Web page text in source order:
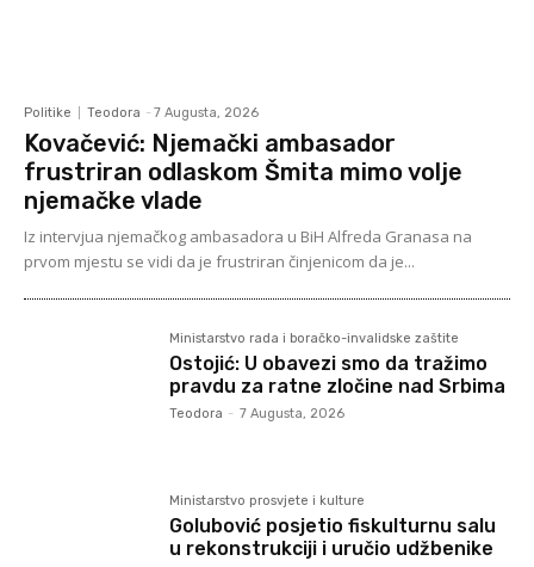
Politike Teodora - 7 Augusta, 2026
Kovačević: Njemački ambasador
frustriran odlaskom Šmita mimo volje
njemačke vlade
Iz intervjua njemačkog ambasadora u BiH Alfreda Granasa na
prvom mjestu se vidi da je frustriran činjenicom da je...
Ministarstvo rada i boračko-invalidske zaštite
Ostojić: U obavezi smo da tražimo
pravdu za ratne zločine nad Srbima
Teodora - 7 Augusta, 2026
Ministarstvo prosvjete i kulture
Golubović posjetio fiskulturnu salu
u rekonstrukciji i uručio udžbenike